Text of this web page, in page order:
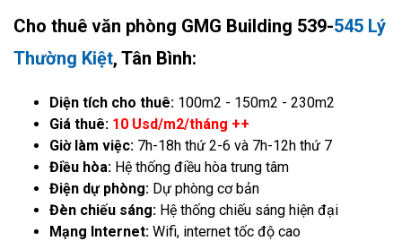
Cho thuê văn phòng GMG Building 539-545 Lý
Thường Kiệt, Tân Bình:
Diện tích cho thuê: 100m2 - 150m2 - 230m2
Giá thuê: 10 Usd/m2/tháng ++
Giờ làm việc: 7h-18h thứ 2-6 và 7h-12h thứ 7
Điều hòa: Hệ thống điều hòa trung tâm
Điện dự phòng: Dự phòng cơ bản
Đèn chiếu sáng: Hệ thống chiếu sáng hiện đại
Mạng Internet: Wifi, internet tốc độ cao